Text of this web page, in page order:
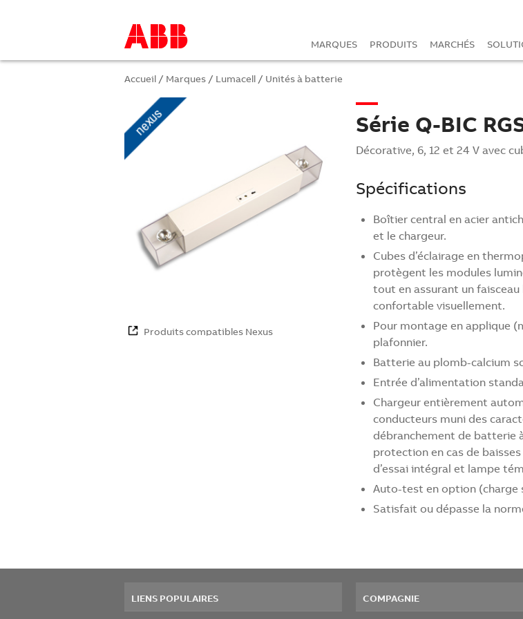
MARQUES
PRODUITS MARCHÉS
Accueil / Marques / Lumacell / Unités à batterie
Produits compatibles Nexus
Série Q-BIC
Décorative, 6, 12 et 24 V avec
Spécifications
Boîtier central en acier
et le chargeur.
Cubes d’éclairage en
protègent les modules
tout en assurant un
confortable visuellement.
Pour montage en applique
plafonnier.
Batterie au plomb-calcium
Entrée d’alimentation
Chargeur entièrement
conducteurs muni des
débranchement de batterie
protection en cas de
d’essai intégral et lampe
Auto-test en option (charge
Satisfait ou dépasse la
LIENS POPULAIRES
COMPAGNIE